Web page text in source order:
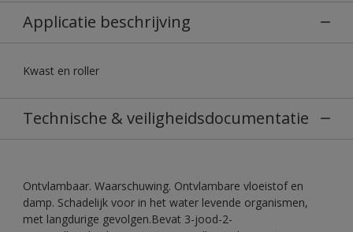
Applicatie beschrijving
Kwast en roller
Technische & veiligheidsdocumentatie
Ontvlambaar. Waarschuwing. Ontvlambare vloeistof en
damp. Schadelijk voor in het water levende organismen,
met langdurige gevolgen.Bevat 3-jood-2-